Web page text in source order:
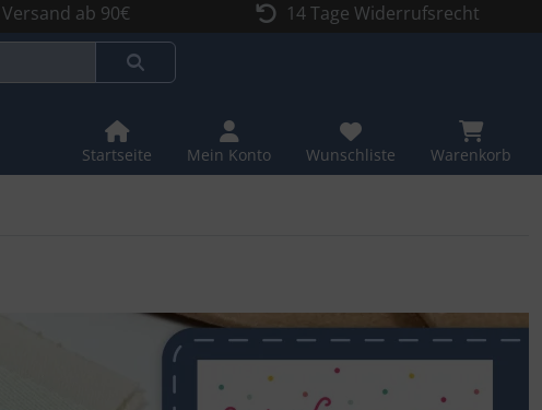
ab 90€ 14 Tage Widerrufsrecht
Startseite Mein Konto Wunschliste Warenkorb